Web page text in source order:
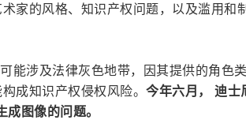
家的风格、知识产权问题，以及滥用和
能涉及法律灰色地带，因其提供的角色
成知识产权侵权风险。 今年六月， 迪士
图像的问题。